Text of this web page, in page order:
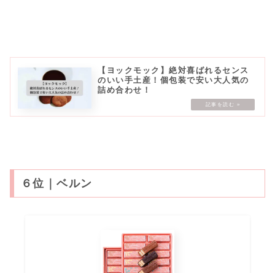
【ヨックモック】絶対喜ばれるセンス
のいい手土産！個包装で安い大人気の
詰め合わせ！
６位｜ベルン